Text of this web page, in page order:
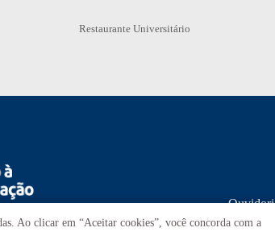
Restaurante Universitário
Transparência e
Ao clicar em “Aceitar cookies”, você concorda com a